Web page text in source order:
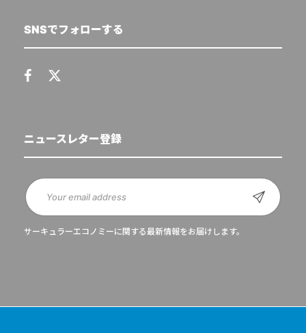
SNSでフォローする
ニュースレター登録
サーキュラーエコノミーに関する最新情報をお届けします。